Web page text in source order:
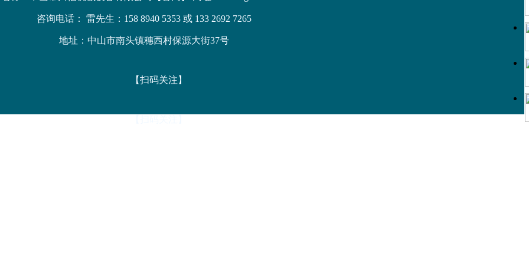
咨询电话： 雷先生：158 8940 5353 或 133 2692 7265
地址：中山市南头镇穗西村保源大街37号
【扫码关注】